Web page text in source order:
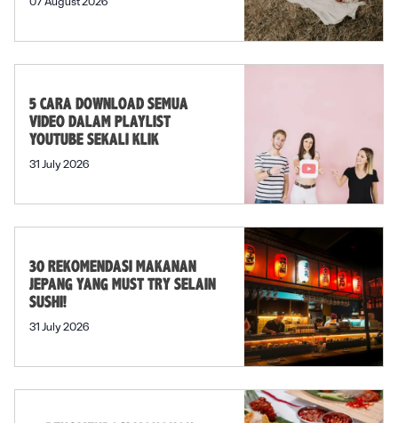
07 August 2026
5 CARA DOWNLOAD SEMUA
VIDEO DALAM PLAYLIST
YOUTUBE SEKALI KLIK
31 July 2026
30 REKOMENDASI MAKANAN
JEPANG YANG MUST TRY SELAIN
SUSHI!
31 July 2026